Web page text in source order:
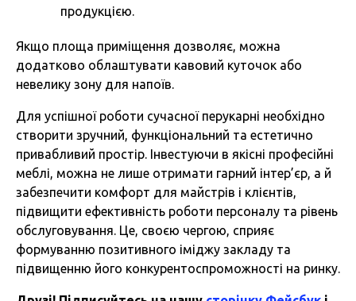
продукцією.
Якщо площа приміщення дозволяє, можна
додатково облаштувати кавовий куточок або
невелику зону для напоїв.
Для успішної роботи сучасної перукарні необхідно
створити зручний, функціональний та естетично
привабливий простір. Інвестуючи в якісні професійні
меблі, можна не лише отримати гарний інтер’єр, а й
забезпечити комфорт для майстрів і клієнтів,
підвищити ефективність роботи персоналу та рівень
обслуговування. Це, своєю чергою, сприяє
формуванню позитивного іміджу закладу та
підвищенню його конкурентоспроможності на ринку.